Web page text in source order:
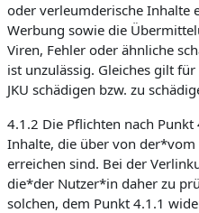
oder verleumderische Inhalte
Werbung sowie die
Viren, Fehler oder ähnliche
ist unzulässig. Gleiches gilt
JKU schädigen bzw. zu
4.1.2 Die Pflichten nach
Inhalte, die über von
erreichen sind. Bei der
die*der Nutzer*in daher zu
solchen, dem Punkt 4.1.1